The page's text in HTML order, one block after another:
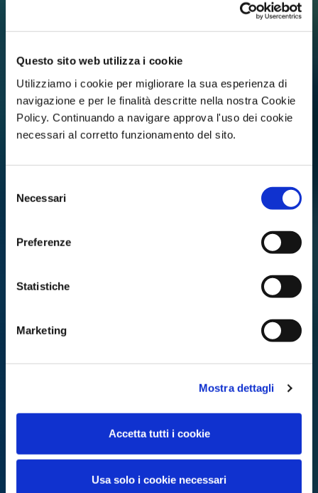
Questo sito web utilizza i cookie
Utilizziamo i cookie per migliorare la sua esperienza di
navigazione e per le finalità descritte nella nostra Cookie
Policy. Continuando a navigare approva l'uso dei cookie
necessari al corretto funzionamento del sito.
delNecessari
Preferenze
Statistiche
Marketing
Mostra dettagli
Accetta tutti i cookie
Usa solo i cookie necessari